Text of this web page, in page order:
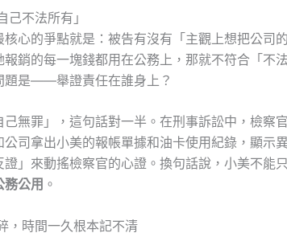
不法所有」
核心的爭點就是：被告有沒有「主觀上想把公司
銷的每一塊錢都用在公務上，那就不符合「不
題是——舉證責任在誰身上？
無罪」，這句話對一半。在刑事訴訟中，檢察
司拿出小美的報帳單據和油卡使用紀錄，顯示
」來動搖檢察官的心證。換句話說，小美不能
務公用 。
，時間一久根本記不清